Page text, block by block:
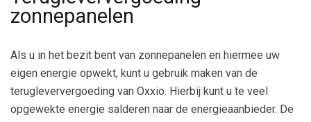
zonnepanelen
Als u in het bezit bent van zonnepanelen en hiermee uw
eigen energie opwekt, kunt u gebruik maken van de
terugleververgoeding van Oxxio. Hierbij kunt u te veel
opgewekte energie salderen naar de energieaanbieder. De